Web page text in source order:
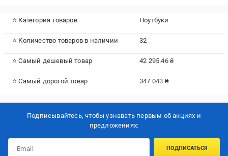
⭐ Категория товаров Ноутбуки
⭐ Количество товаров в наличии 32
⭐ Самый дешевый товар 42 295.46 ₴
⭐ Самый дорогой товар 347 043 ₴
Подписывайтесь, чтобы узнавать первым об акцияx и
предложениях:
ПОДПИСАТЬСЯ